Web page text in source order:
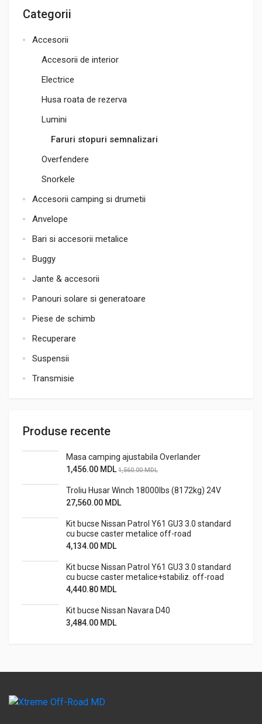
Categorii
Accesorii
Accesorii de interior
Electrice
Husa roata de rezerva
Lumini
Faruri stopuri semnalizari
Overfendere
Snorkele
Accesorii camping si drumetii
Anvelope
Bari si accesorii metalice
Buggy
Jante & accesorii
Panouri solare si generatoare
Piese de schimb
Recuperare
Suspensii
Transmisie
Produse recente
Masa camping ajustabila Overlander
1,456.00 MDL 1,560.00MDL
Troliu Husar Winch 18000lbs (8172kg) 24V
27,560.00 MDL
Kit bucse Nissan Patrol Y61 GU3 3.0 standard
cu bucse caster metalice off-road
4,134.00 MDL
Kit bucse Nissan Patrol Y61 GU3 3.0 standard
cu bucse caster metalice+stabiliz. off-road
4,440.80 MDL
Kit bucse Nissan Navara D40
3,484.00 MDL